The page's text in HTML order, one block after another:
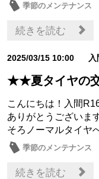
季節のメンテナンス
続きを読む
2025/03/15 10:00
★★夏タイヤの
こんにちは！入間
ありがとうございま
そろノーマルタイヤ
季節のメンテナンス
続きを読む